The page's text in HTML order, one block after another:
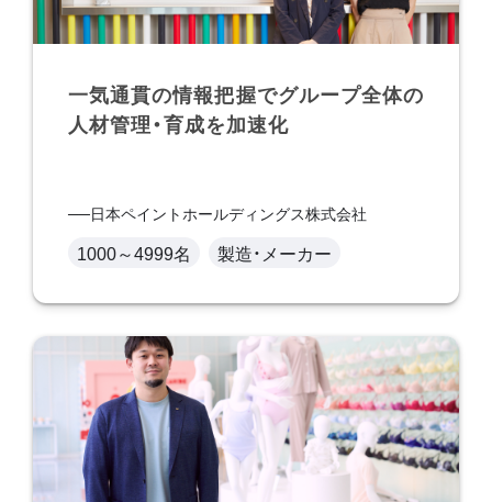
一気通貫の情報把握でグループ全体の
人材管理・育成を加速化
日本ペイントホールディングス株式会社
1000～4999名 製造・メーカー